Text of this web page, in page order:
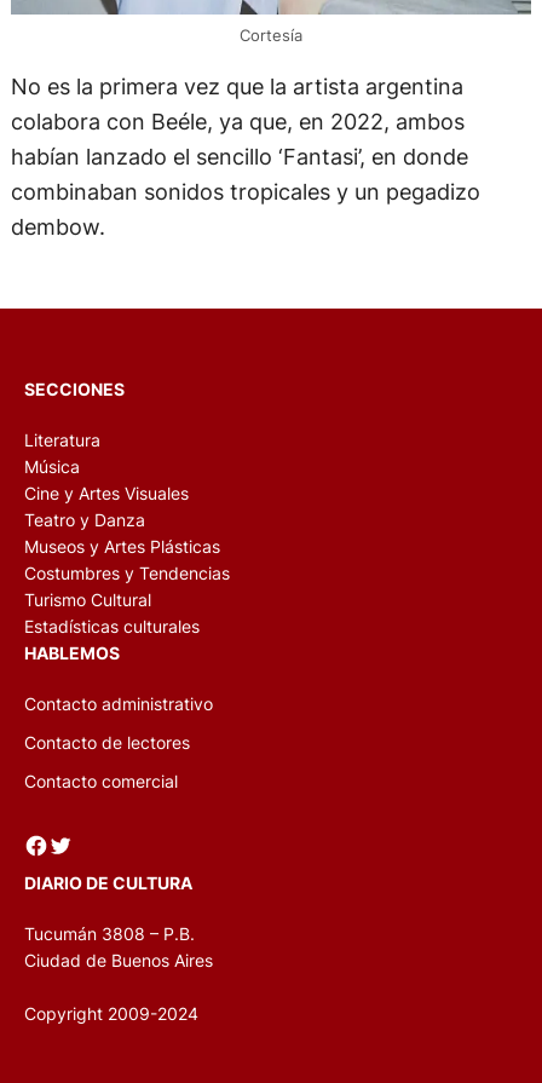
Cortesía
No es la primera vez que la artista argentina
colabora con Beéle, ya que, en 2022, ambos
habían lanzado el sencillo ‘Fantasi’, en donde
combinaban sonidos tropicales y un pegadizo
dembow.
SECCIONES
Literatura
Música
Cine y Artes Visuales
Teatro y Danza
Museos y Artes Plásticas
Costumbres y Tendencias
Turismo Cultural
Estadísticas culturales
HABLEMOS
Contacto administrativo
Contacto de lectores
Contacto comercial
Facebook Twitter
DIARIO DE CULTURA
Tucumán 3808 – P.B.
Ciudad de Buenos Aires
Copyright 2009-2024